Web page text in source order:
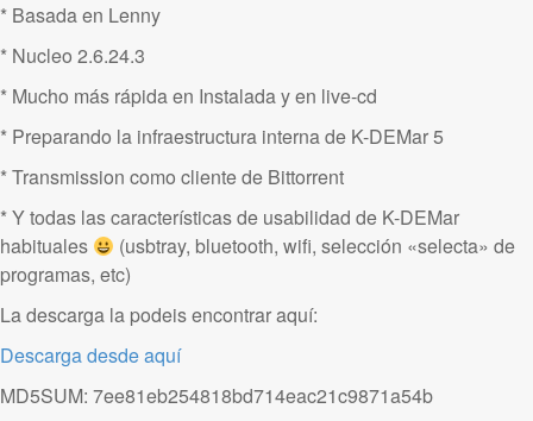
* Basada en Lenny
* Nucleo 2.6.24.3
* Mucho más rápida en Instalada y en live-cd
* Preparando la infraestructura interna de K-DEMar 5
* Transmission como cliente de Bittorrent
* Y todas las características de usabilidad de K-DEMar
habituales
(usbtray, bluetooth, wifi, selección «selecta» de
programas, etc)
La descarga la podeis encontrar aquí:
Descarga desde aquí
MD5SUM: 7ee81eb254818bd714eac21c9871a54b